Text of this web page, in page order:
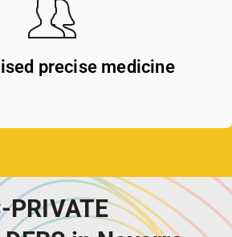
precise medicine
PRIVATE